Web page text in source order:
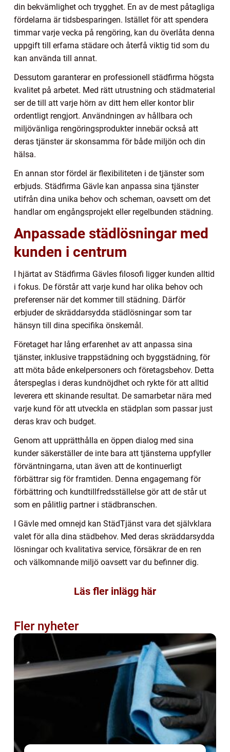
din bekvämlighet och trygghet. En av de mest påtagliga
fördelarna är tidsbesparingen. Istället för att spendera
timmar varje vecka på rengöring, kan du överlåta denna
uppgift till erfarna städare och återfå viktig tid som du
kan använda till annat.
Dessutom garanterar en professionell städfirma högsta
kvalitet på arbetet. Med rätt utrustning och städmaterial
ser de till att varje hörn av ditt hem eller kontor blir
ordentligt rengjort. Användningen av hållbara och
miljövänliga rengöringsprodukter innebär också att
deras tjänster är skonsamma för både miljön och din
hälsa.
En annan stor fördel är flexibiliteten i de tjänster som
erbjuds. Städfirma Gävle kan anpassa sina tjänster
utifrån dina unika behov och scheman, oavsett om det
handlar om engångsprojekt eller regelbunden städning.
Anpassade städlösningar med
kunden i centrum
I hjärtat av Städfirma Gävles filosofi ligger kunden alltid
i fokus. De förstår att varje kund har olika behov och
preferenser när det kommer till städning. Därför
erbjuder de skräddarsydda städlösningar som tar
hänsyn till dina specifika önskemål.
Företaget har lång erfarenhet av att anpassa sina
tjänster, inklusive trappstädning och byggstädning, för
att möta både enkelpersoners och företagsbehov. Detta
återspeglas i deras kundnöjdhet och rykte för att alltid
leverera ett skinande resultat. De samarbetar nära med
varje kund för att utveckla en städplan som passar just
deras krav och budget.
Genom att upprätthålla en öppen dialog med sina
kunder säkerställer de inte bara att tjänsterna uppfyller
förväntningarna, utan även att de kontinuerligt
förbättrar sig för framtiden. Denna engagemang för
förbättring och kundtillfredsställelse gör att de står ut
som en pålitlig partner i städbranschen.
I Gävle med omnejd kan StädTjänst vara det självklara
valet för alla dina städbehov. Med deras skräddarsydda
lösningar och kvalitativa service, försäkrar de en ren
och välkomnande miljö oavsett var du befinner dig.
Läs fler inlägg här
Fler nyheter